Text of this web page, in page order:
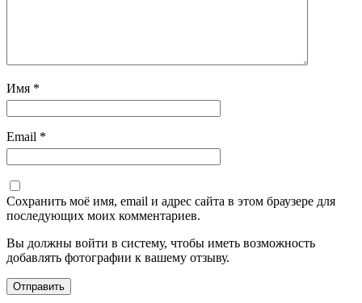
Имя *
Email *
Сохранить моё имя, email и адрес сайта в этом браузере для
последующих моих комментариев.
Вы должны войти в систему, чтобы иметь возможность
добавлять фотографии к вашему отзыву.